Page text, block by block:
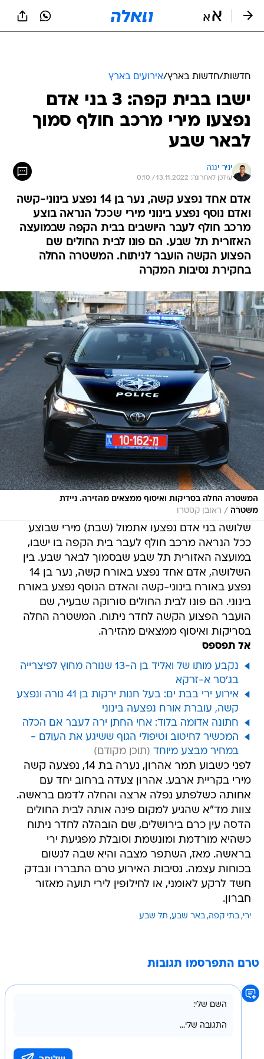
חדשות/חדשות בארץ/אירועים בארץ
ישבו בבית קפה: 3 בני אדם
נפצעו מירי מרכב חולף סמוך
לבאר שבע
יניר יגנה
עודכן לאחרונה: 13.11.2022 / 0:10
אדם אחד נפצע קשה, נער בן 14 נפצע בינוני-קשה
ואדם נוסף נפצע בינוני מירי שככל הנראה בוצע
מרכב חולף לעבר היושבים בבית הקפה שבמועצה
האזורית תל שבע. הם פונו לבית החולים שם
הפצוע הקשה הועבר לניתוח. המשטרה החלה
בחקירת נסיבות המקרה
המשטרה החלה בסריקות ואיסוף ממצאים מהזירה. ניידת
משטרה / ראובן קסטרו
שלושה בני אדם נפצעו אתמול (שבת) מירי שבוצע
ככל הנראה מרכב חולף לעבר בית הקפה בו ישבו,
במועצה האזורית תל שבע שבסמוך לבאר שבע. בין
השלושה, אדם אחד נפצע באורח קשה, נער בן 14
נפצע באורח בינוני-קשה והאדם הנוסף נפצע באורח
בינוני. הם פונו לבית החולים סורוקה שבעיר, שם
הועבר הפצוע הקשה לחדר ניתוח. המשטרה החלה
בסריקות ואיסוף ממצאים מהזירה.
אל תפספס
נקבע מותו של ואליד בן ה-13 שנורה מחוץ לפיצרייה
בג'סר א-זרקא
אירוע ירי בבת ים: בעל חנות ירקות בן 41 נורה ונפצע
קשה, עוברת אורח נפצעה בינוני
חתונה אדומה בלוד: אחי החתן ירה לעבר אם הכלה
המכשיר לחיטוב וטיפולי הגוף ששיגע את העולם -
במחיר מבצע מיוחד
לפני כשבוע תמר אהרון, נערה בת 14, נפצעה קשה
מירי בקריית ארבע. אהרון צעדה ברחוב יחד עם
אחותה כשלפתע נפלה ארצה והחלה לדמם בראשה.
צוות מד"א שהגיע למקום פינה אותה לבית החולים
הדסה עין כרם בירושלים, שם הובהלה לחדר ניתוח
כשהיא מורדמת ומונשמת וסובלת מפגיעת ירי
בראשה. מאז, השתפר מצבה והיא שבה לנשום
בכוחות עצמה. נסיבות האירוע טרם התבררו ונבדק
חשד לרקע לאומני, או לחילופין לירי תועה מאזור
חברון.
ירי בתי קפה באר שבע תל שבע
טרם התפרסמו תגובות